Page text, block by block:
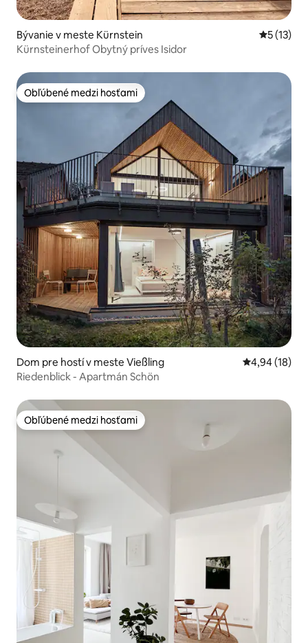
Bývanie v meste Kürnstein
5 (13)
Kürnsteinerhof Obytný príves Isidor
Obľúbené medzi hosťami
Obľúbené medzi hosťami
Dom pre hostí v meste Vießling Priemerné
4,94 (18)
Riedenblick - Apartmán Schön
Obľúbené medzi hosťami
Obľúbené medzi hosťami